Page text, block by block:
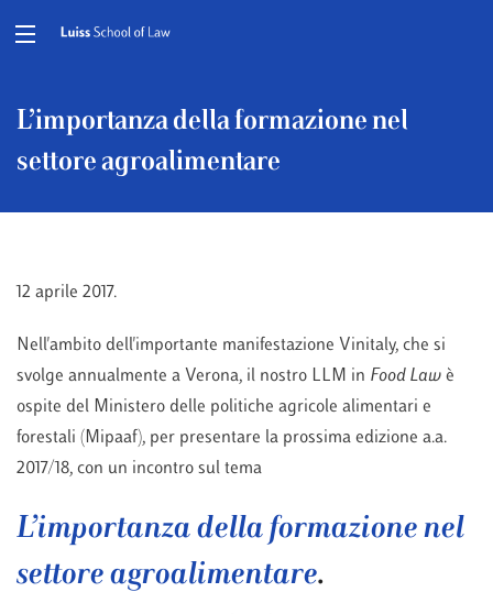
L’importanza della formazione nel
settore agroalimentare
12 aprile 2017.
Nell'ambito dell'importante manifestazione Vinitaly, che si
svolge annualmente a Verona, il nostro LLM in Food Lawè
ospite del Ministero delle politiche agricole alimentari e
forestali (Mipaaf), per presentare la prossima edizione a.a.
2017/18, con un incontro sul tema
L’importanza della formazione nel
settore agroalimentare.